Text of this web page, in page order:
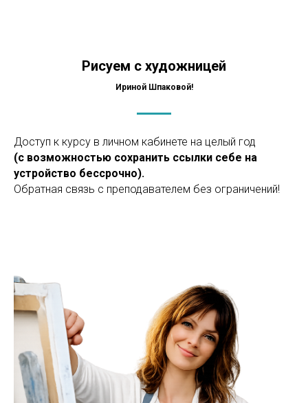
Рисуем с художницей
Ириной Шпаковой!
Доступ к курсу в личном кабинете на целый год
(с возможностью сохранить ссылки себе на
устройство бессрочно).
Обратная связь с преподавателем без ограничений!